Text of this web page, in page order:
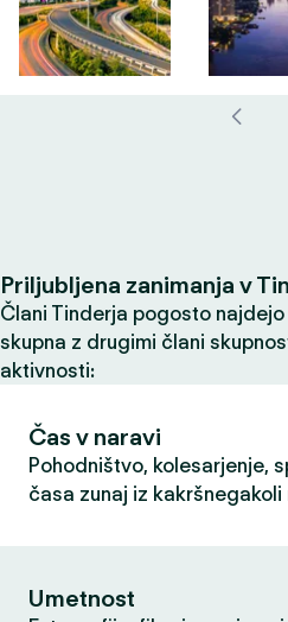
Priljubljena zanimanja v
Člani Tinderja pogosto
skupna z drugimi člani
aktivnosti:
Čas v naravi
Pohodništvo, kolesarjenje,
časa zunaj iz
Umetnost